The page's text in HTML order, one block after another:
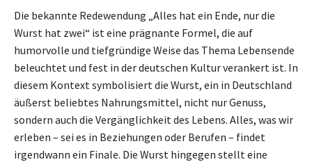
Die bekannte Redewendung „Alles hat ein Ende, nur die
Wurst hat zwei“ ist eine prägnante Formel, die auf
humorvolle und tiefgründige Weise das Thema Lebensende
beleuchtet und fest in der deutschen Kultur verankert ist. In
diesem Kontext symbolisiert die Wurst, ein in Deutschland
äußerst beliebtes Nahrungsmittel, nicht nur Genuss,
sondern auch die Vergänglichkeit des Lebens. Alles, was wir
erleben – sei es in Beziehungen oder Berufen – findet
irgendwann ein Finale. Die Wurst hingegen stellt eine